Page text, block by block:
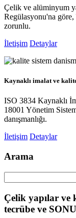
Çelik ve alüminyum
Regülasyonu'na
zorunlu.
İletişim Detaylar
Kaynaklı imalat ve
ISO 3834 Kaynaklı
18001 Yönetim
danışmanlığı.
İletişim Detaylar
Arama
Çelik yapılar ve
tecrübe ve